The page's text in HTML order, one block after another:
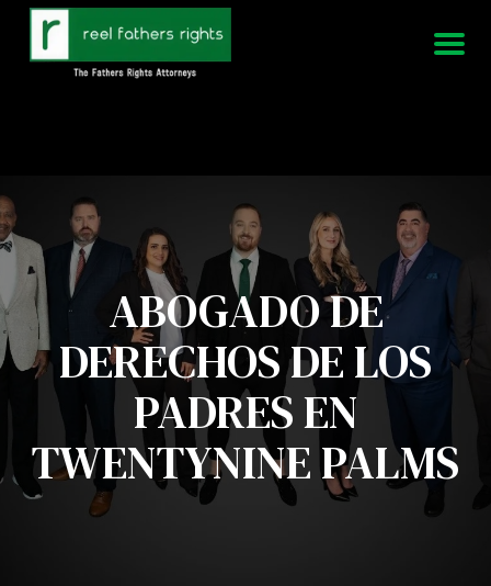
951-339-3826
Estamos disponibles 24/7
ABOGADO DE
DERECHOS DE LOS
PADRES EN
TWENTYNINE PALMS